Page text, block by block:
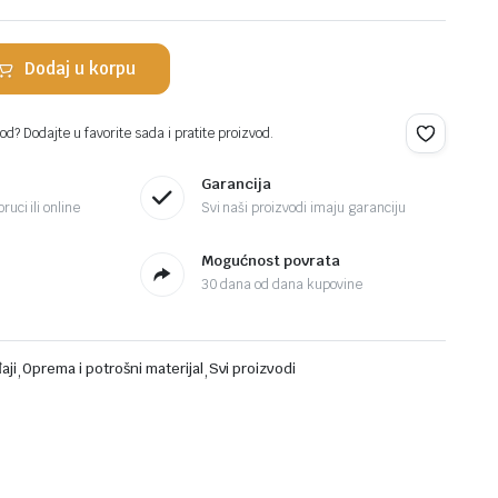
Dodaj u korpu
Dodajte u favorite sada i pratite proizvod.
ili online
Garancija
Svi naši proizvodi imaju garanciju
Mogućnost povrata
30 dana od dana kupovine
,Oprema i potrošni materijal,Svi proizvodi